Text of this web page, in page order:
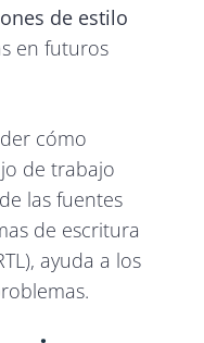
de estilo
en futuros
cómo
de trabajo
las fuentes
de escritura
ayuda a los